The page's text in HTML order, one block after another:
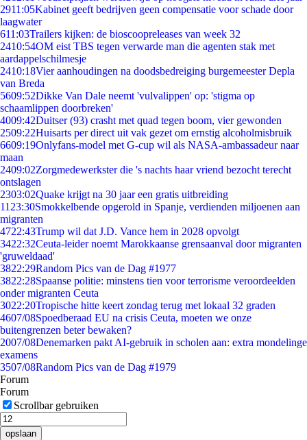
2911:05Kabinet geeft bedrijven geen compensatie voor schade door
laagwater
611:03Trailers kijken: de bioscoopreleases van week 32
2410:54OM eist TBS tegen verwarde man die agenten stak met
aardappelschilmesje
2410:18Vier aanhoudingen na doodsbedreiging burgemeester Depla
van Breda
5609:52Dikke Van Dale neemt 'vulvalippen' op: 'stigma op
schaamlippen doorbreken'
4009:42Duitser (93) crasht met quad tegen boom, vier gewonden
2509:22Huisarts per direct uit vak gezet om ernstig alcoholmisbruik
6609:19Onlyfans-model met G-cup wil als NASA-ambassadeur naar
maan
2409:02Zorgmedewerkster die 's nachts haar vriend bezocht terecht
ontslagen
2303:02Quake krijgt na 30 jaar een gratis uitbreiding
11 23:30Smokkelbende opgerold in Spanje, verdienden miljoenen aan
migranten
4722:43Trump wil dat J.D. Vance hem in 2028 opvolgt
3422:32Ceuta-leider noemt Marokkaanse grensaanval door migranten
'gruweldaad'
3822:29Random Pics van de Dag #1977
3822:28Spaanse politie: minstens tien voor terrorisme veroordeelden
onder migranten Ceuta
3022:20Tropische hitte keert zondag terug met lokaal 32 graden
4607/08Spoedberaad EU na crisis Ceuta, moeten we onze
buitengrenzen beter bewaken?
2007/08Denemarken pakt AI-gebruik in scholen aan: extra mondelinge
examens
3507/08Random Pics van de Dag #1979
Forum
Forum
Scrollbar gebruiken
opslaan